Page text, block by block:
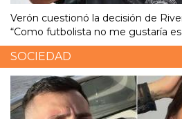
Verón cuestionó la decisión de
“Como futbolista no me gustaría
SOCIEDAD